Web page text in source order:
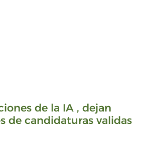
de la IA , dejan
de candidaturas validas